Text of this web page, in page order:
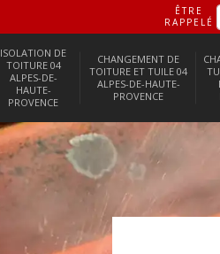
ÊTRE
RAPPELÉ
ISOLATION DE
TOITURE 04
ALPES-DE-
HAUTE-
PROVENCE
CHANGEMENT DE
TOITURE ET TUILE 04
ALPES-DE-HAUTE-
PROVENCE